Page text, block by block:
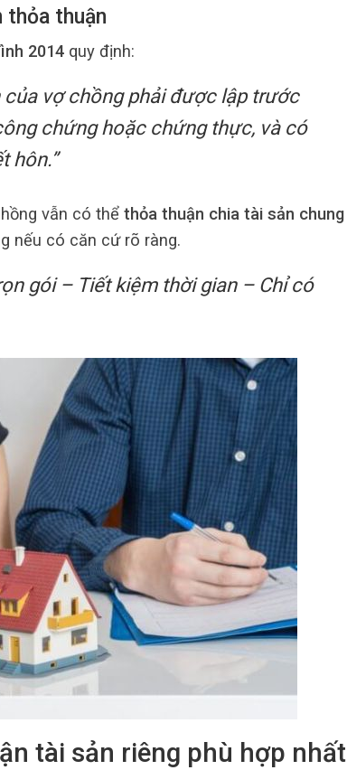
thỏa thuận
2014 quy định:
của vợ chồng phải được lập trước
chứng hoặc chứng thực, và có
hôn.”
vẫn có thể thỏa thuận chia tài sản chung
nếu có căn cứ rõ ràng.
gói – Tiết kiệm thời gian – Chỉ có
tài sản riêng phù hợp nhất